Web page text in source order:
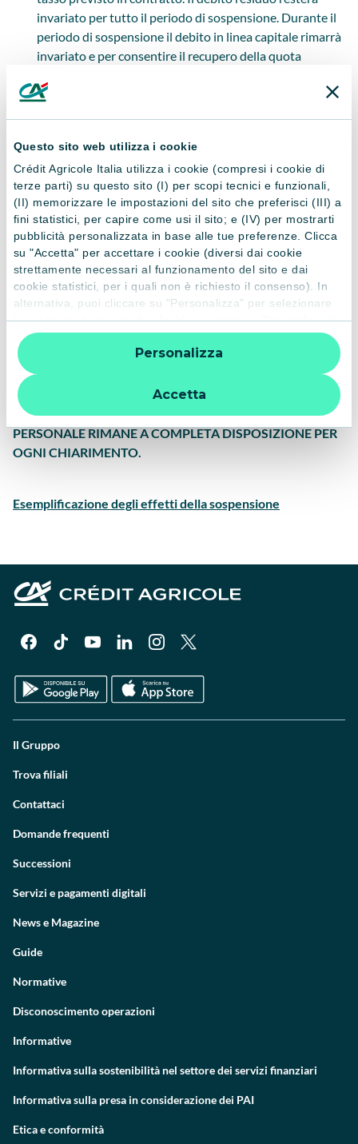
Questo sito web utilizza i cookie
Crédit Agricole Italia utilizza i cookie (compresi i cookie di
terze parti) su questo sito (I) per scopi tecnici e funzionali,
(II) memorizzare le impostazioni del sito che preferisci (III) a
fini statistici, per capire come usi il sito; e (IV) per mostrarti
pubblicità personalizzata in base alle tue preferenze. Clicca
su "Accetta" per accettare i cookie (diversi dai cookie
strettamente necessari al funzionamento del sito e dai
cookie statistici, per i quali non è richiesto il consenso). In
alternativa, puoi cliccare su "Personalizza" per selezionare
le categorie di cookie che desideri accettare. Cliccando sulla
“X” le impostazioni predefinite vengono lasciate invariate e
quindi la navigazione può continuare senza cookie o altri
strumenti di tracciamento diversi da quelli tecnici. Per
ulteriori informazioni:
informativa privacy
Accetta
Personalizza
invariato per tutto il periodo di sospensione. Durante il
periodo di sospensione il debito in linea capitale rimarrà
invariato e per consentire il recupero della quota
in proporzione al numero di rate sospese, Per i mutui a
dell’aumento dei tassi, il capitale non rimborsato per
effetto della sospensione sarà recuperato sull’ultima
rata. Al termine del periodo di sospensione, il
mutuatario / locatario riprenderà a rimborsare le rate
previste dal piano di ammortamento. In entrambe le
scelte, durante il periodo di sospensione gli interessi sul
capitale continueranno a maturare in base al tasso
indicato in contratto con le modalità previste, mentre la
durata del finanziamento sarà prolungata di un numero
di mesi pari alla durata di sospensione. Restano ferme e
valide le clausole di risoluzione previste dal contratto di
mutuo / leasing finanziario.
LA SOSPENSIONE DELLE RATE POTRÀ ESSERE
RICHIESTA ENTRO IL 26 FEBBRAIO 2022. IL NOSTRO
PERSONALE RIMANE A COMPLETA DISPOSIZIONE PER
OGNI CHIARIMENTO.
Esemplificazione degli effetti della sospensione
Il Gruppo
Trova filiali
Contattaci
Domande frequenti
Successioni
Servizi e pagamenti digitali
News e Magazine
Guide
Normative
Disconoscimento operazioni
Informative
Informativa sulla sostenibilità nel settore dei servizi finanziari
Informativa sulla presa in considerazione dei PAI
Etica e conformità